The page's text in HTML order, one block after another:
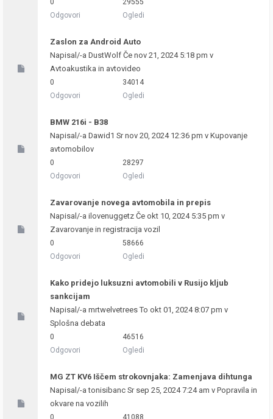
0
Odgovori
29555
Ogledi
Zaslon za Android Auto
Napisal/-a DustWolf Če nov 21, 2024 5:18 pm v
Avtoakustika in avtovideo
0
Odgovori
34014
Ogledi
BMW 216i - B38
Napisal/-a Dawid1 Sr nov 20, 2024 12:36 pm v Kupovanje
avtomobilov
0
Odgovori
28297
Ogledi
Zavarovanje novega avtomobila in prepis
Napisal/-a ilovenuggetz Če okt 10, 2024 5:35 pm v
Zavarovanje in registracija vozil
0
Odgovori
58666
Ogledi
Kako pridejo luksuzni avtomobili v Rusijo kljub
sankcijam
Napisal/-a mrtwelvetreesTo okt 01, 2024 8:07 pm v
Splošna debata
0
Odgovori
46516
Ogledi
MG ZT KV6 Iščem strokovnjaka: Zamenjava dihtunga
Napisal/-atonisibanc Sr sep 25, 2024 7:24 am v Popravila in
okvare na vozilih
0
41088